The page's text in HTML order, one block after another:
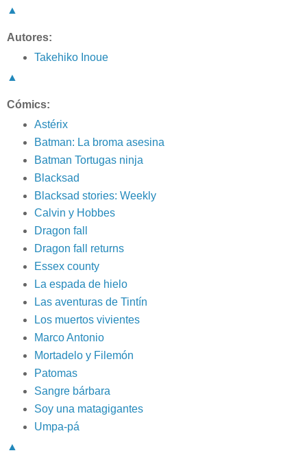
▲
Autores:
Takehiko Inoue
▲
Cómics:
Astérix
Batman: La broma asesina
Batman Tortugas ninja
Blacksad
Blacksad stories: Weekly
Calvin y Hobbes
Dragon fall
Dragon fall returns
Essex county
La espada de hielo
Las aventuras de Tintín
Los muertos vivientes
Marco Antonio
Mortadelo y Filemón
Patomas
Sangre bárbara
Soy una matagigantes
Umpa-pá
▲